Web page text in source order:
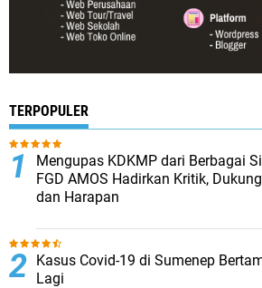
TERPOPULER
Mengupas KDKMP dari Berbagai
FGD AMOS Hadirkan Kritik,
dan Harapan
Kasus Covid-19 di Sumenep
Lagi